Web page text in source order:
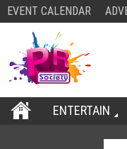
EVENT CALENDAR
ENTERTAIN